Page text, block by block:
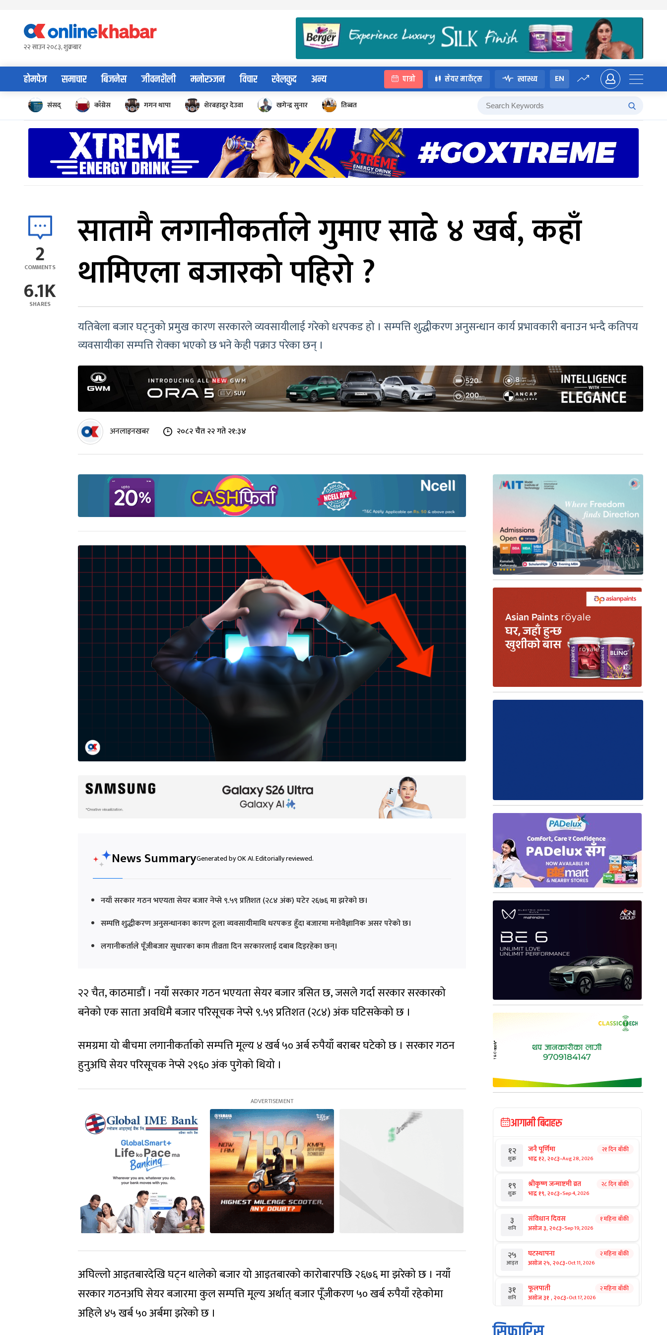
content२२ साउन २०८३, शुक्रबार
होमपेज समाचार बिजनेस जीवनशैली मनोरञ्जन विचार खेलकुद अन्य पात्रो सेयर मार्केट्स स्वास्थ्य EN
संसद् काँग्रेस गगन थापा शेरबहादुर देउवा खगेन्द्र सुनार तिब्बत
2
COMMENTS
6.1K
SHARES
सातामै लगानीकर्ताले गुमाए साढे ४ खर्ब, कहाँ
थामिएला बजारको पहिरो ?
यतिबेला बजार घट्नुको प्रमुख कारण सरकारले व्यवसायीलाई गरेको धरपकड हो । सम्पत्ति शुद्धीकरण अनुसन्धान कार्य प्रभावकारी बनाउन भन्दै कतिपय
व्यवसायीका सम्पत्ति रोक्का भएको छ भने केही पक्राउ परेका छन् ।
अनलाइनखबर २०८२ चैत २२ गते २१:३४
News SummaryGenerated by OK AI. Editorially reviewed.
नयाँ सरकार गठन भएयता सेयर बजार नेप्से ९.५९ प्रतिशत (२८४ अंक) घटेर २६७६ मा झरेको छ।
सम्पत्ति शुद्धीकरण अनुसन्धानका कारण ठूला व्यवसायीमाथि धरपकड हुँदा बजारमा मनोवैज्ञानिक असर परेको छ।
लगानीकर्ताले पूँजीबजार सुधारका काम तीव्रता दिन सरकारलाई दबाब दिइरहेका छन्।
२२ चैत, काठमाडौं । नयाँ सरकार गठन भएयता सेयर बजार त्रसित छ, जसले गर्दा सरकार सरकारको
बनेको एक साता अवधिमै बजार परिसूचक नेप्से ९.५९ प्रतिशत (२८४) अंक घटिसकेको छ ।
समग्रमा यो बीचमा लगानीकर्ताको सम्पत्ति मूल्य ४ खर्ब ५० अर्ब रुपैयाँ बराबर घटेको छ । सरकार गठन
हुनुअघि सेयर परिसूचक नेप्से २९६० अंक पुगेको थियो ।
अघिल्लो आइतबारदेखि घट्न थालेको बजार यो आइतबारको कारोबारपछि २६७६ मा झरेको छ । नयाँ
सरकार गठनअघि सेयर बजारमा कुल सम्पत्ति मूल्य अर्थात् बजार पूँजीकरण ५० खर्ब रुपैयाँ रहेकोमा
अहिले ४५ खर्ब ५० अर्बमा झरेको छ ।
आगामी बिदाहरु
१२
शुक्र
जनै पूर्णिमा
भाद्र १२, २०८३-Aug 28, 2026
२१ दिन बाँकी
१९
शुक्र
श्रीकृष्ण जन्माष्टमी व्रत
भाद्र १९, २०८३-Sep 4, 2026
२८ दिन बाँकी
३
शनि
संविधान दिवस
असोज ३, २०८३-Sep 19, 2026
१ महिना बाँकी
२५
आइत
घटस्थापना
असोज २५, २०८३-Oct 11, 2026
२ महिना बाँकी
३१
शनि
फूलपाती
असोज ३१ , २०८३-Oct 17, 2026
२ महिना बाँकी
१
आइत
कार्तिक सङ्क्रान्ति
कार्तिक १, २०८३